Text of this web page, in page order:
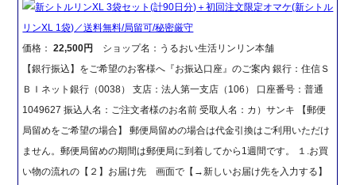
新シトルリンXL 3袋セット(計90日分)＋初回注文限定オマケ(新シトル
リンXL 1袋)／送料無料/局留可/秘密厳守
価格：22,500円
ショップ名：うるおい生活リンリン本舗
【銀行振込】をご希望のお客様へ『お振込口座』のご案内 銀行：住信Ｓ
ＢＩネット銀行（0038） 支店：法人第一支店（106） 口座番号：普通
1049627 振込人名：ご注文者様のお名前 受取人名：カ）サンキ 【郵便
局留めをご希望の場合】 郵便局留めの場合は代金引換はご利用いただけ
ません。郵便局留めの期間は郵便局に到着してから1週間です。 １.お買
い物の流れの【２】お届け先 画面で【→新しいお届け先を入力する】